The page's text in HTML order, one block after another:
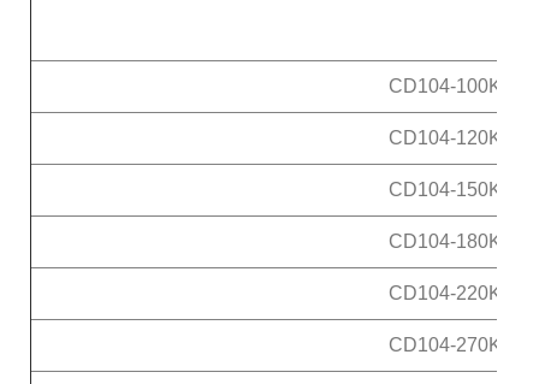
CD104-100K
CD104-120K
CD104-150K
CD104-180K
CD104-220K
CD104-270K